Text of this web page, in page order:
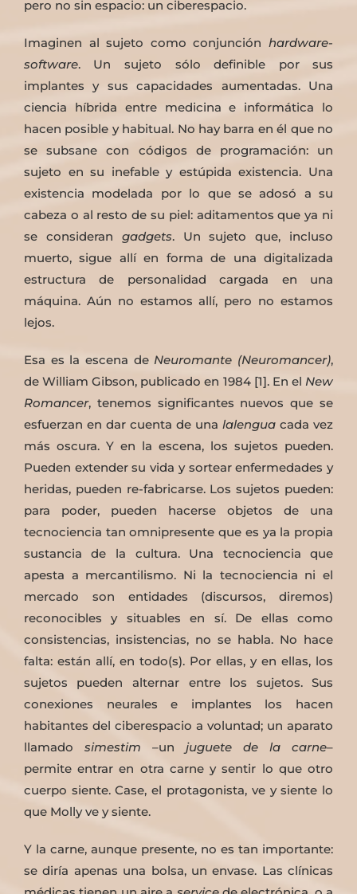
pero no sin espacio: un ciberespacio.
Imaginen al sujeto como conjunciónhardware-
software. Un sujeto sólo definible por sus
implantes y sus capacidades aumentadas. Una
ciencia híbrida entre medicina e informática lo
hacen posible y habitual. No hay barra en él que no
se subsane con códigos de programación: un
sujeto en su inefable y estúpida existencia. Una
existencia modelada por lo que se adosó a su
cabeza o al resto de su piel: aditamentos que ya ni
se consideran gadgets. Un sujeto que, incluso
muerto, sigue allí en forma de una digitalizada
estructura de personalidad cargada en una
máquina. Aún no estamos allí, pero no estamos
lejos.
Esa es la escena de Neuromante (Neuromancer),
de William Gibson, publicado en 1984 [1]. En el New
Romancer, tenemos significantes nuevos que se
esfuerzan en dar cuenta de unalalengua cada vez
más oscura. Y en la escena, los sujetos pueden.
Pueden extender su vida y sortear enfermedades y
heridas, pueden re-fabricarse. Los sujetos pueden:
para poder, pueden hacerse objetos de una
tecnociencia tan omnipresente que es ya la propia
sustancia de la cultura. Una tecnociencia que
apesta a mercantilismo. Ni la tecnociencia ni el
mercado son entidades (discursos, diremos)
reconocibles y situables en sí. De ellas como
consistencias, insistencias, no se habla. No hace
falta: están allí, en todo(s). Por ellas, y en ellas, los
sujetos pueden alternar entre los sujetos. Sus
conexiones neurales e implantes los hacen
habitantes del ciberespacio a voluntad; un aparato
llamado simestim –unjuguete de la carne–
permite entrar en otra carne y sentir lo que otro
cuerpo siente. Case, el protagonista, ve y siente lo
que Molly ve y siente.
Y la carne, aunque presente, no es tan importante:
se diría apenas una bolsa, un envase. Las clínicas